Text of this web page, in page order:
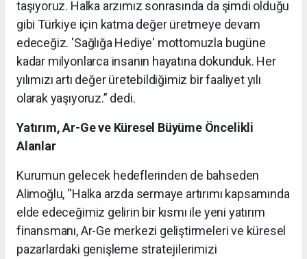
taşıyoruz. Halka arzımız sonrasında da şimdi olduğu
gibi Türkiye için katma değer üretmeye devam
edeceğiz. 'Sağlığa Hediye' mottomuzla bugüne
kadar milyonlarca insanın hayatına dokunduk. Her
yılımızı artı değer üretebildiğimiz bir faaliyet yılı
olarak yaşıyoruz.” dedi.
Yatırım, Ar-Ge ve Küresel Büyüme Öncelikli
Alanlar
Kurumun gelecek hedeflerinden de bahseden
Alimoğlu, “Halka arzda sermaye artırımı kapsamında
elde edeceğimiz gelirin bir kısmı ile yeni yatırım
finansmanı, Ar-Ge merkezi geliştirmeleri ve küresel
pazarlardaki genişleme stratejilerimizi